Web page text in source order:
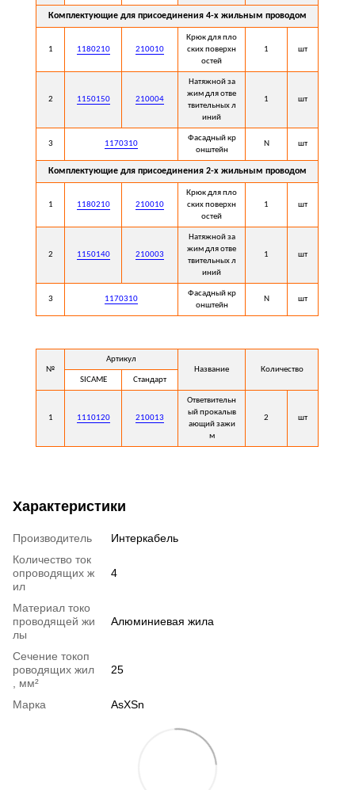
Комплектующие для присоединения 4-х жильным проводом
1 1180210 210010
Крюк для пло
ских поверхн
остей
1 шт
2 1150150 210004
Натяжной за
жим для отве
твительных л
иний
1 шт
3 1170310
Фасадный кр
онштейн
N шт
Комплектующие для присоединения 2-х жильным проводом
1 1180210 210010
Крюк для пло
ских поверхн
остей
1 шт
2 1150140 210003
Натяжной за
жим для отве
твительных л
иний
1 шт
3 1170310
Фасадный кр
онштейн
N шт
№
Артикул
Название
Количество
SICAME
Стандарт
1 1110120 210013
Ответвительн
ый прокалыв
ающий зажи
м
2 шт
Характеристики
Производитель
Интеркабель
Количество ток
опроводящих ж
ил
4
Материал токо
проводящей жи
лы
Алюминиевая жила
Сечение токоп
роводящих жил
, мм²
25
Марка AsXSn